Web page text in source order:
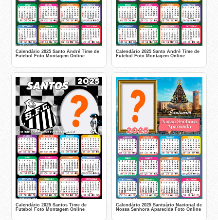
Calendário 2025 Santo André Time de
Futebol Foto Montagem Online
Calendário 2025 Santo André Time de
Futebol Foto Montagem Online
Calendário 2025 Santos Time de
Futebol Foto Montagem Online
Calendário 2025 Santuário Nacional de
Nossa Senhora Aparecida Foto Online